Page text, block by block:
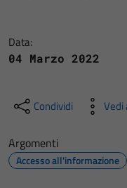
Data:
04 Marzo 2022
Condividi Vedi
Argomenti
Accesso all'informazione